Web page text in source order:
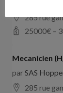
285 rue
25000€ –
Mecanicien
parSAS
285 rue